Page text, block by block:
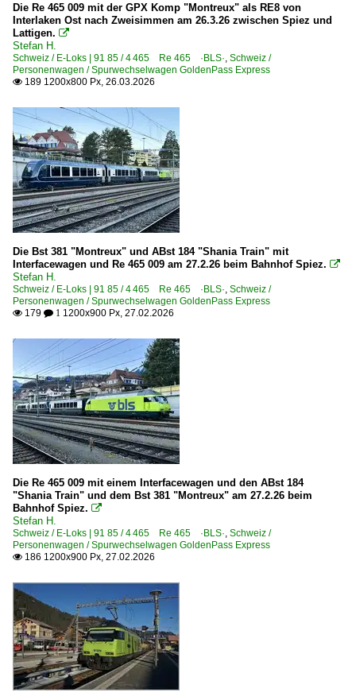
Die Re 465 009 mit der GPX Komp "Montreux" als RE8 von
Interlaken Ost nach Zweisimmen am 26.3.26 zwischen Spiez und
Lattigen. 
Stefan H.
Schweiz / E-Loks | 91 85 / 4 465 Re 465 ·BLS· Schweiz /
Personenwagen / Spurwechselwagen GoldenPass Express
 189 1200x800 Px, 26.03.2026
Die Bst 381 "Montreux" und ABst 184 "Shania Train" mit
Interfacewagen und Re 465 009 am 27.2.26 beim Bahnhof Spiez. 
Stefan H.
Schweiz / E-Loks | 91 85 / 4 465 Re 465 ·BLS· Schweiz /
Personenwagen / Spurwechselwagen GoldenPass Express
 179  1 1200x900 Px, 27.02.2026
Die Re 465 009 mit einem Interfacewagen und den ABst 184
"Shania Train" und dem Bst 381 "Montreux" am 27.2.26 beim
Bahnhof Spiez. 
Stefan H.
Schweiz / E-Loks | 91 85 / 4 465 Re 465 ·BLS· Schweiz /
Personenwagen / Spurwechselwagen GoldenPass Express
 186 1200x900 Px, 27.02.2026